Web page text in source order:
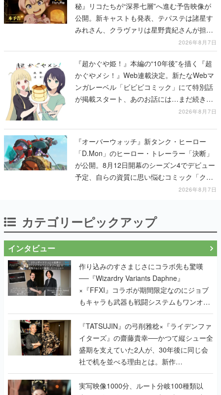
秘』リコたちが“深界七層”へ進む予告映像が
公開。新キャストも発表、テパステは諸星す
みれさん、クラヴァリは星野貴紀さんが担当
2026年8月7日
『超かぐや姫！』本編の“10年後”を描く『超
かぐやメシ！』Web連載決定。新たなWebマ
ンガレーベル「ビビビコミック」にて特別話
が掲載スタート、あのお話には…まだ続きが
2026年8月7日
『オーバーウォッチ』新タンク・ヒーロー
「D.Mon」のヒーロー・トレーラー「決断」
が公開。8月12日開幕のシーズン4でデビュー
予定、自らの資質に思い悩むコミック「クロ
2026年8月7日
カテゴリーピックアップ
インタビュー
作り込みのすさまじさにコラボ先も驚嘆
──『Wizardry Variants Daphne』
×『FFXI』コラボが期間限定なのにジョブ
もキャラも武器も戦闘システムもワンオフ
で作り込まれた理由を両ディレクターに聞
く
『TATSUJIN』の弓削雅稔×『ライデンファ
イターズ』の齋藤貴幸──かつて縦シュー全
盛期を支えていた2人が、30年後に同じ会
社で机を並べる理由とは。新作
『TATSUJIN EXTREME』で初タッグを組
んだレジェンド2人に訊く開発秘話
実写映像1000分、ルート分岐100種類以